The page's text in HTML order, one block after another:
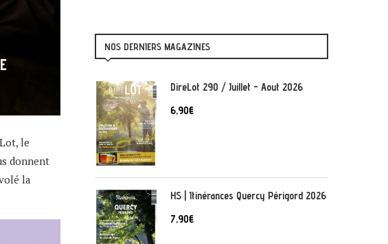
le
donnent
la
NOS DERNIERS MAGAZINES
DireLot 290 / Juillet - Aout 2026
6,90€
HS | Itinérances Quercy Périgord 2026
7,90€